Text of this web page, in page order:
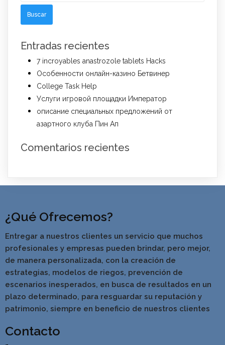
Entradas recientes
7 incroyables anastrozole tablets Hacks
Особенности онлайн-казино Бетвинер
College Task Help
Услуги игровой площадки Император
описание специальных предложений от
азартного клуба Пин Ап
Comentarios recientes
¿Qué Ofrecemos?
Entregar a nuestros clientes un servicio que muchos
profesionales y empresas pueden brindar, pero mejor,
de manera personalizada, con la creación de
estrategias, modelos de riegos, prevención de
escenarios inesperados, en busca de resultados en un
plazo determinado, para resguardar su reputación y
patrimonio, siempre en beneficio de nuestros clientes
Contacto